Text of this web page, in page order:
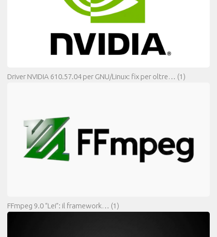
Driver NVIDIA 610.57.04 per GNU/Linux: fix per oltre… (1)
FFmpeg 9.0 “Lei”: il framework… (1)